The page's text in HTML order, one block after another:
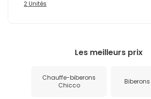
2 Unités
Les meilleurs prix
Chauffe-biberons
Chicco